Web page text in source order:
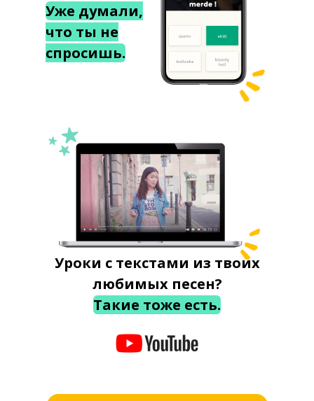
Уже думали,
что ты не
спросишь.
Уроки с текстами из твоих
любимых песен?
Такие тоже есть.